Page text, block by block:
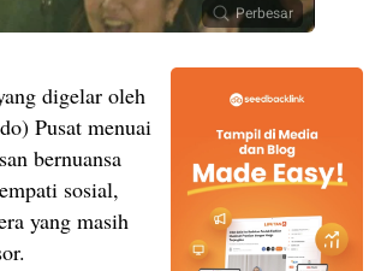
Perbesar
digelar oleh
Pusat menuai
bernuansa
sosial,
yang masih